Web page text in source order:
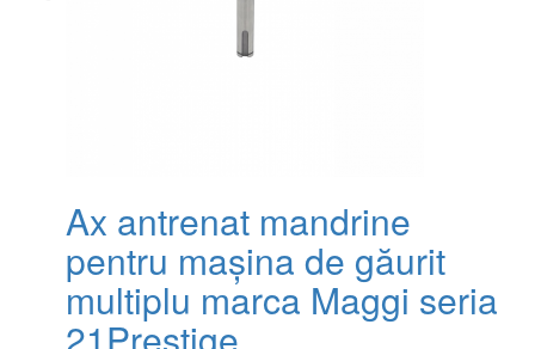
Ax antrenat mandrine
pentru mașina de găurit
multiplu marca Maggi seria